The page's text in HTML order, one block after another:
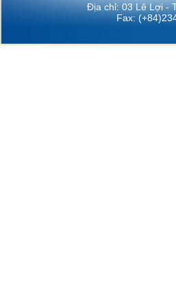
Địa chỉ: 03 Lê Lợi -
Fax: